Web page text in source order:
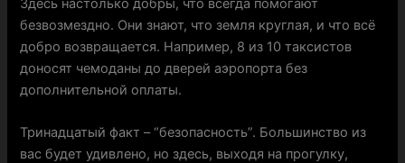
безвозмездно. Они знают, что земля круглая, и что всё
добро возвращается. Например, 8 из 10 таксистов
доносят чемоданы до дверей аэропорта без
дополнительной оплаты.
Тринадцатый факт – “безопасность”. Большинство из
вас будет удивлено, но здесь, выходя на прогулку,